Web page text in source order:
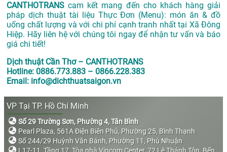
CANTHOTRANS cam kết mang đến cho khách hàng giải
pháp dịch thuật tài liệu Thực Đơn (Menu): món ăn & đồ
uống chất lượng và với chi phí cạnh tranh nhất tại Xã Đông
Hiệp. Hãy liên hệ với chúng tôi ngay để nhận tư vấn và báo
giá chi tiết!
Dịch thuật Cần Thơ – CANTHOTRANS
Hotline: 0886.773.883 – 0866.228.383
Email: info@dichthuatsaigon.vn
VP Tại TP. Hồ Chí Minh
Số 29 Trường Sơn, Phường 4, Tân Bình
Pearl Plaza, 561A Điện Biên Phủ, Phường 25, Bình Thạnh
Số 244/29 Huỳnh Văn Bánh, Phường 11, Phú Nhuận